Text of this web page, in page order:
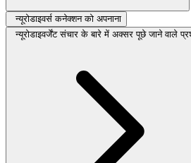
न्यूरोडाइवर्स कनेक्शन को अपनाना
न्यूरोडाइवर्जेंट संचार के बारे में अक्सर पूछे जाने वाले